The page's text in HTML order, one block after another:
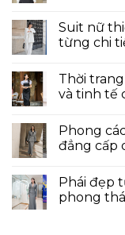
Suit nữ
từng chi
Thời
và tinh tế
Phong
đẳng cấp
Phái đẹp
phong